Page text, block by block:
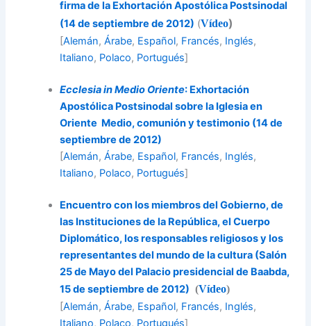
firma de la Exhortación Apostólica Postsinodal
(14 de septiembre de 2012) (Vídeo)
[Alemán,Árabe, Español, Francés, Inglés,
Italiano, Polaco, Portugués]
Ecclesia in Medio Oriente: Exhortación
Apostólica Postsinodal sobre la Iglesia en
Oriente Medio, comunión y testimonio (14 de
septiembre de 2012)
[Alemán,Árabe, Español, Francés, Inglés,
Italiano, Polaco, Portugués]
Encuentro con los miembros del Gobierno, de
las Instituciones de la República, el Cuerpo
Diplomático, los responsables religiosos y los
representantes del mundo de la cultura (Salón
25 de Mayo del Palacio presidencial de Baabda,
15 de septiembre de 2012) (Vídeo)
[Alemán,Árabe, Español, Francés, Inglés,
Italiano, Polaco, Portugués]